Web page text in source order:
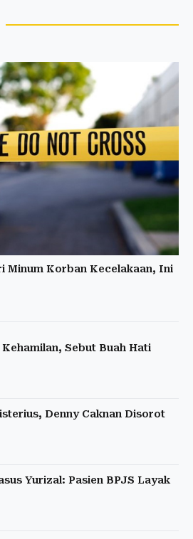
Minum Korban Kecelakaan, Ini
Sebut Buah Hati
Denny Caknan Disorot
Yurizal: Pasien BPJS Layak